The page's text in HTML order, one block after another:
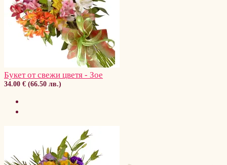
Букет от свежи цветя - Зое
34.00 € (66.50 лв.)